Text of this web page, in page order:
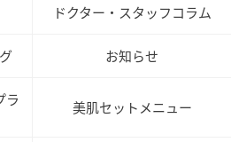
ドクター・スタッフコラム
お知らせ
ラ
美肌セットメニュー